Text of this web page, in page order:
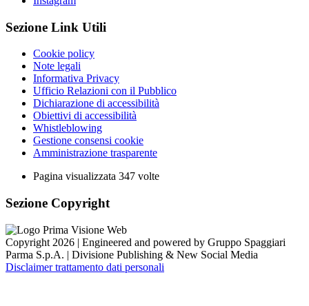
Sezione Link Utili
Cookie policy
Note legali
Informativa Privacy
Ufficio Relazioni con il Pubblico
Dichiarazione di accessibilità
Obiettivi di accessibilità
Whistleblowing
Gestione consensi cookie
Amministrazione trasparente
Pagina visualizzata 347 volte
Sezione Copyright
Copyright 2026 | Engineered and powered by Gruppo Spaggiari
Parma S.p.A. | Divisione Publishing & New Social Media
Disclaimer trattamento dati personali